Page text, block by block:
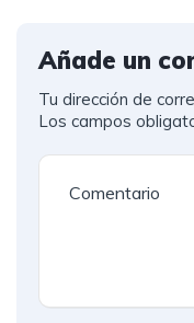
Añade un
Tu dirección de
Los campos